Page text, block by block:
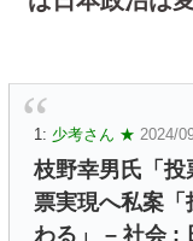
1: 少考さん ★ 2024/
枝野幸男氏「
票実現へ私案
わる」 – 社会 :